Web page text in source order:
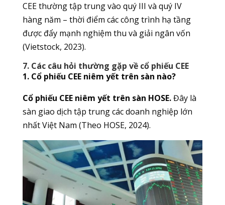
CEE thường tập trung vào quý III và quý IV
hàng năm – thời điểm các công trình hạ tầng
được đẩy mạnh nghiệm thu và giải ngân vốn
(Vietstock, 2023).
7. Các câu hỏi thường gặp về cổ phiếu CEE
1. Cổ phiếu CEE niêm yết trên sàn nào?
Cổ phiếu CEE niêm yết trên sàn HOSE.Đây là
sàn giao dịch tập trung các doanh nghiệp lớn
nhất Việt Nam (Theo HOSE, 2024).